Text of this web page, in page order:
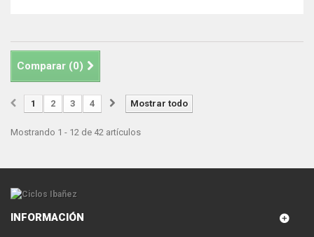
Comparar (0)
Mostrar todo
1 2 3 4
Mostrando 1 - 12 de 42 artículos
INFORMACIÓN